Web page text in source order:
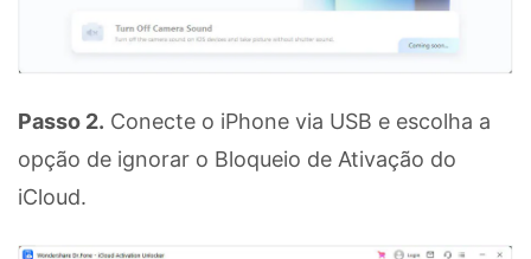
Passo 2. Conecte o iPhone via USB e escolha a
opção de ignorar o Bloqueio de Ativação do
iCloud.